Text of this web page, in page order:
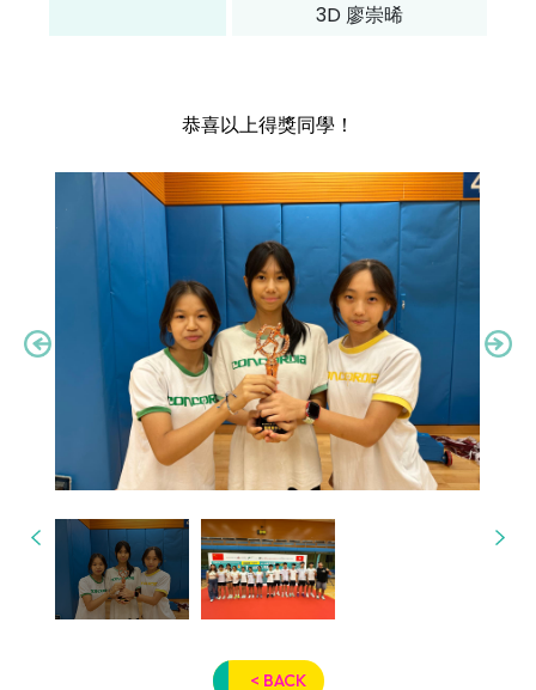
3D 廖崇晞
恭喜以上得獎同學！
< BACK